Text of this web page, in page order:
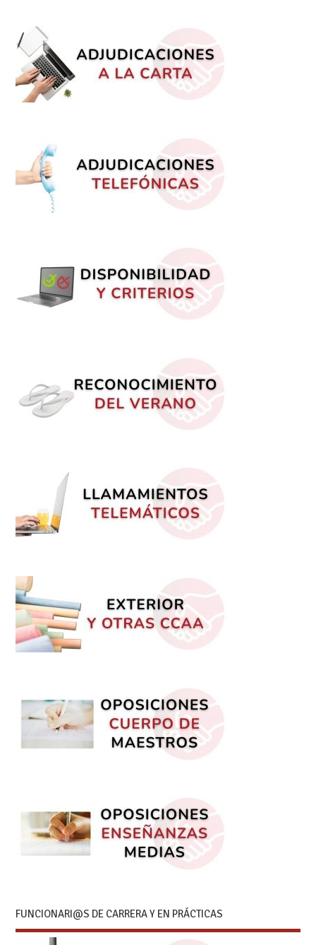
FUNCIONARI@S DE CARRERA Y EN PRÁCTICAS